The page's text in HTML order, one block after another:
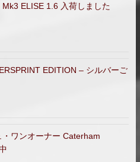
ELISE 1.6 入荷しました
EDITION – シルバーご
ワンオーナー Caterham